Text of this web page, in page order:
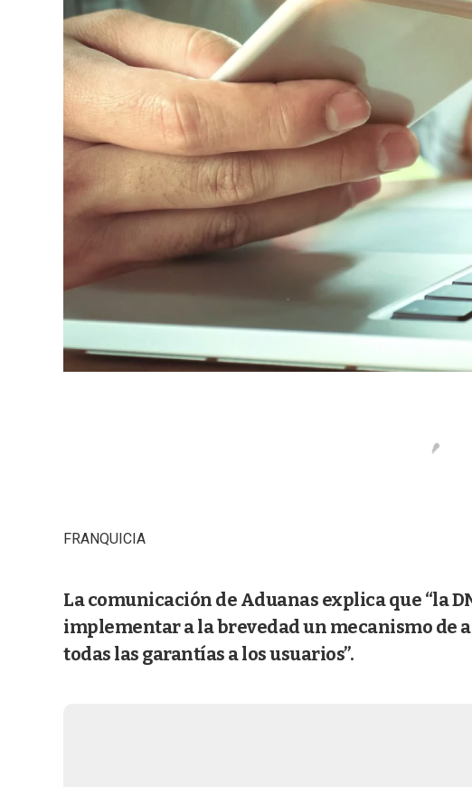
FRANQUICIA
La comunicación de Aduanas explica que “la
implementar a la brevedad un mecanismo de
todas las garantías a los usuarios”.